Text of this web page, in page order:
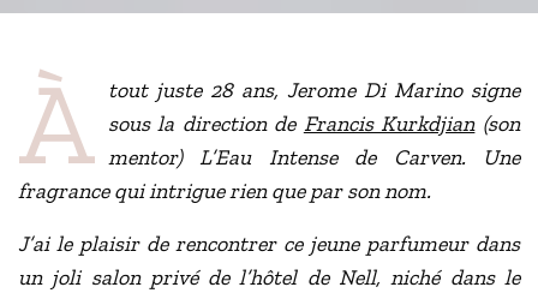
À
tout juste 28 ans, Jerome Di Marino signe
sous la direction de Francis Kurkdjian(son
mentor) L’Eau Intense de Carven. Une
fragrance qui intrigue rien que par son nom.
J’ai le plaisir de rencontrer ce jeune parfumeur dans
un joli salon privé de l’hôtel de Nell, niché dans le